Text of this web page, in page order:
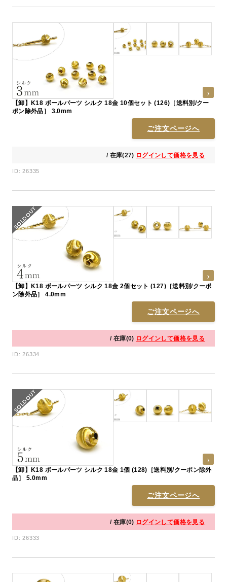
【卸】K18 ボールパーツ シルク 18金 10個セット (126)［送料別/クー
ポン除外品］ 3.0mm
ご注文ページへ
/ 在庫(27) ログインして価格を見る
ID: 26335
【卸】K18 ボールパーツ シルク 18金 2個セット (127)［送料別/クーポ
ン除外品］ 4.0mm
ご注文ページへ
/ 在庫(0) ログインして価格を見る
ID: 26334
【卸】K18 ボールパーツ シルク 18金 1個 (128)［送料別/クーポン除外
品］ 5.0mm
ご注文ページへ
/ 在庫(0) ログインして価格を見る
ID: 26333